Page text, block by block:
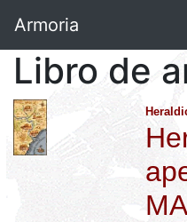
Armoria
Libro de